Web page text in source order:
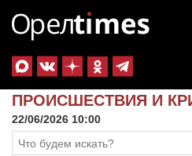
ПРОИСШЕСТВИЯ И
22/06/2026 10:00